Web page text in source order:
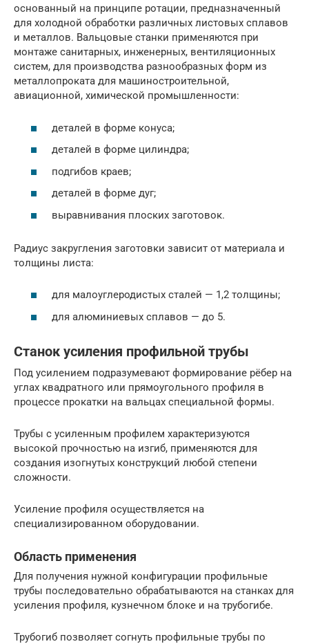
основанный на принципе ротации, предназначенный
для холодной обработки различных листовых сплавов
и металлов. Вальцовые станки применяются при
монтаже санитарных, инженерных, вентиляционных
систем, для производства разнообразных форм из
металлопроката для машиностроительной,
авиационной, химической промышленности:
деталей в форме конуса;
деталей в форме цилиндра;
подгибов краев;
деталей в форме дуг;
выравнивания плоских заготовок.
Радиус закругления заготовки зависит от материала и
толщины листа:
для малоуглеродистых сталей — 1,2 толщины;
для алюминиевых сплавов — до 5.
Станок усиления профильной трубы
Под усилением подразумевают формирование рёбер на
углах квадратного или прямоугольного профиля в
процессе прокатки на вальцах специальной формы.
Трубы с усиленным профилем характеризуются
высокой прочностью на изгиб, применяются для
создания изогнутых конструкций любой степени
сложности.
Усиление профиля осуществляется на
специализированном оборудовании.
Область применения
Для получения нужной конфигурации профильные
трубы последовательно обрабатываются на станках для
усиления профиля, кузнечном блоке и на трубогибе.
Трубогиб позволяет согнуть профильные трубы по